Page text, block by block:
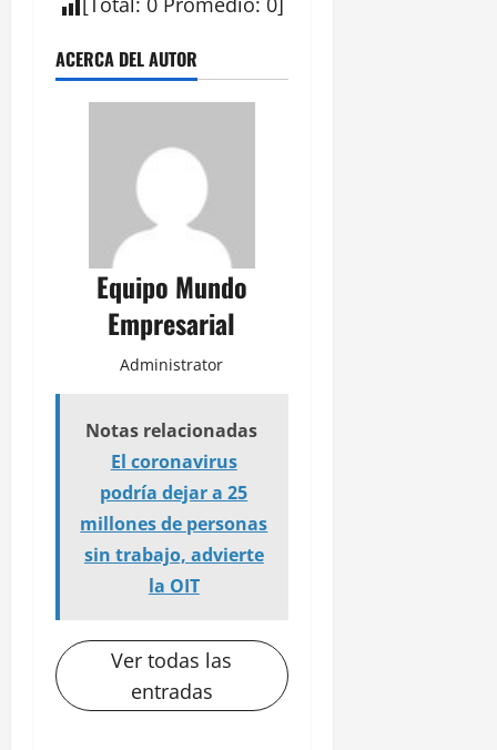
ACERCA DEL AUTOR
Equipo Mundo
Empresarial
Administrator
Notas relacionadas
El coronavirus
podría dejar a 25
millones de personas
sin trabajo, advierte
la OIT
Ver todas las
entradas